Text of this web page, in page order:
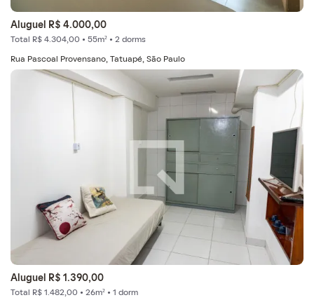
Aluguel R$ 4.000,00
Total R$ 4.304,00 • 55m² • 2 dorms
Rua Pascoal Provensano, Tatuapé, São Paulo
Aluguel R$ 1.390,00
Total R$ 1.482,00 • 26m² • 1 dorm